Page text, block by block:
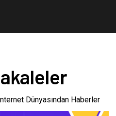
Dünyasından Haberler